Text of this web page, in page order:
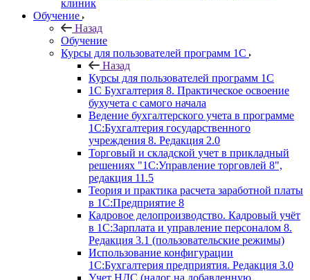
клиник
Обучение
Назад
Обучение
Курсы для пользователей программ 1С
Назад
Курсы для пользователей программ 1С
1С Бухгалтерия 8. Практическое освоение
бухучета с самого начала
Ведение бухгалтерского учета в программе
1С:Бухгалтерия государственного
учреждения 8. Редакция 2.0
Торговый и складской учет в прикладный
решениях "1С:Управление торговлей 8",
редакция 11.5
Теория и практика расчета заработной платы
в 1С:Предприятие 8
Кадровое делопроизводство. Кадровый учёт
в 1С:Зарплата и управление персоналом 8.
Редакция 3.1 (пользовательские режимы)
Использование конфигурации
1С:Бухгалтерия предприятия. Редакция 3.0
Учет НДС (налог на добавленную